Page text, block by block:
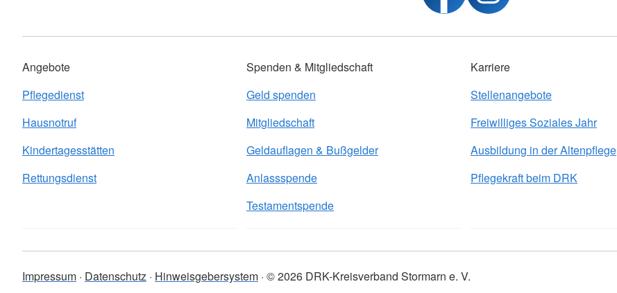
Angebote
Pflegedienst
Hausnotruf
Kindertagesstätten
Rettungsdienst
Spenden & Mitgliedschaft
Geld spenden
Mitgliedschaft
Geldauflagen & Bußgelder
Anlassspende
Testamentspende
Karriere
Stellenangebote
Freiwilliges Soziales Jahr
Ausbildung in der Altenpflege
Pflegekraft beim DRK
Impressum Datenschutz Hinweisgebersystem © 2026 DRK-Kreisverband Stormarn e. V.